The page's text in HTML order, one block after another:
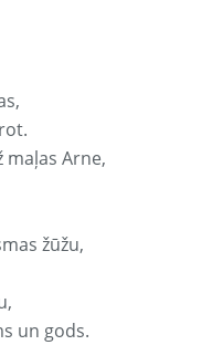
maļas Arne,
žūžu,
un gods.